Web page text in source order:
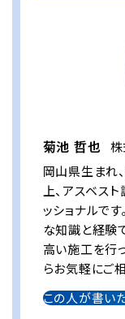
菊池 哲也
岡山県生まれ
上、アスベス
ッショナルで
な知識と経験
高い施工を行
らお気軽にご
この人が書い